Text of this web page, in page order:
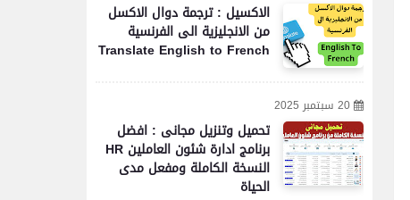
الاكسيل : ترجمة دوال الاكسل
من الانجليزية الى الفرنسية
Translate English to French
20 سبتمبر 2025
تحميل وتنزيل مجانى : افضل
برنامج ادارة شئون العاملين HR
النسخة الكاملة ومفعل مدى
الحياة